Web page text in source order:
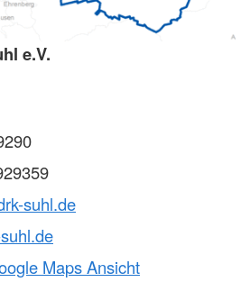
e.V.
suhl.de
Maps Ansicht